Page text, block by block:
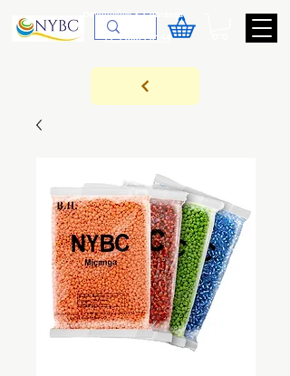
Devoluções & Cobrança
11-9-3089-3144